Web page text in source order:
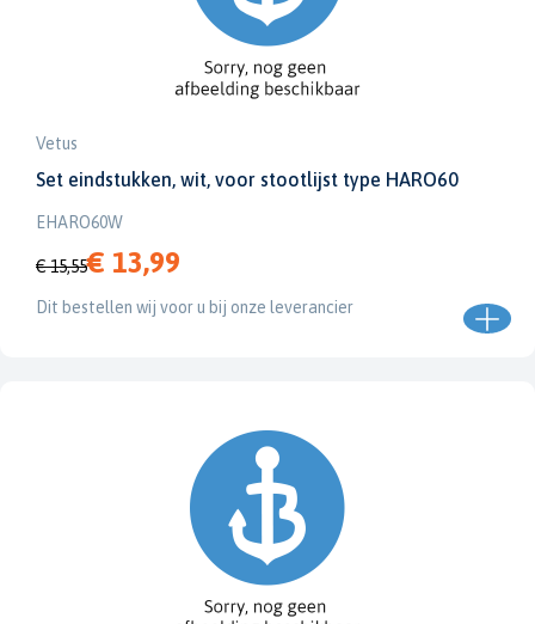
Vetus
Set eindstukken, wit, voor stootlijst type HARO60
EHARO60W
€ 15,55€ 13,99
Dit bestellen wij voor u bij onze leverancier